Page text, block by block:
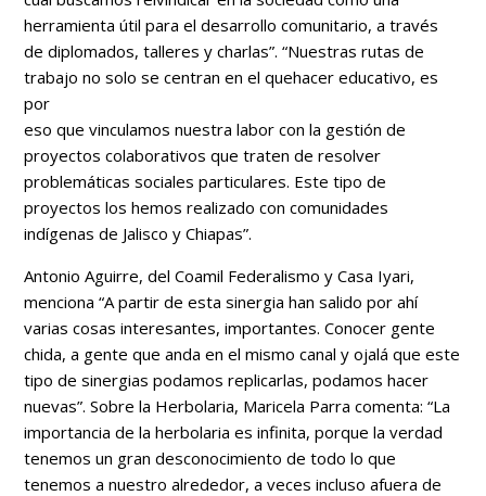
herramienta útil para el desarrollo comunitario, a través
de diplomados, talleres y charlas”. “Nuestras rutas de
trabajo no solo se centran en el quehacer educativo, es
por
eso que vinculamos nuestra labor con la gestión de
proyectos colaborativos que traten de resolver
problemáticas sociales particulares. Este tipo de
proyectos los hemos realizado con comunidades
indígenas de Jalisco y Chiapas”.
Antonio Aguirre, del Coamil Federalismo y Casa Iyari,
menciona “A partir de esta sinergia han salido por ahí
varias cosas interesantes, importantes. Conocer gente
chida, a gente que anda en el mismo canal y ojalá que este
tipo de sinergias podamos replicarlas, podamos hacer
nuevas”. Sobre la Herbolaria, Maricela Parra comenta: “La
importancia de la herbolaria es infinita, porque la verdad
tenemos un gran desconocimiento de todo lo que
tenemos a nuestro alrededor, a veces incluso afuera de